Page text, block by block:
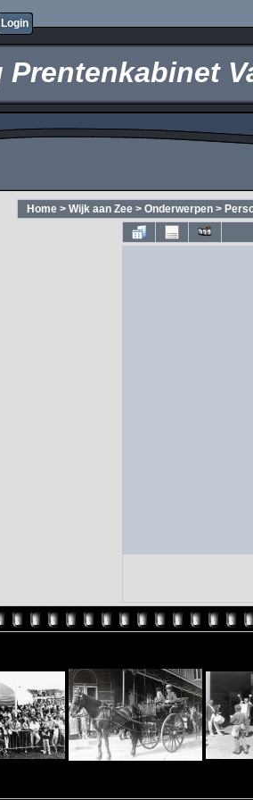
Login
Home > Wijk aan Zee > Onderwerpen >